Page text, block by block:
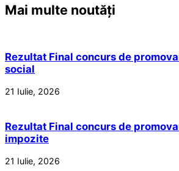
Mai multe noutăți
Rezultat Final concurs de
social
21 Iulie, 2026
Rezultat Final concurs de
impozite
21 Iulie, 2026